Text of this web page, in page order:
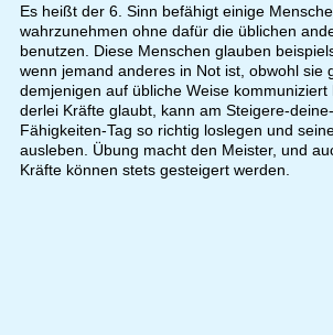
Es heißt der 6. Sinn befähigt einige
wahrzunehmen ohne dafür die üblichen
benutzen. Diese Menschen glauben
wenn jemand anderes in Not ist, obwohl sie
demjenigen auf übliche Weise kommuniziert
derlei Kräfte glaubt, kann am Steigere-
Fähigkeiten-Tag so richtig loslegen und
ausleben. Übung macht den Meister, und
Kräfte können stets gesteigert werden.